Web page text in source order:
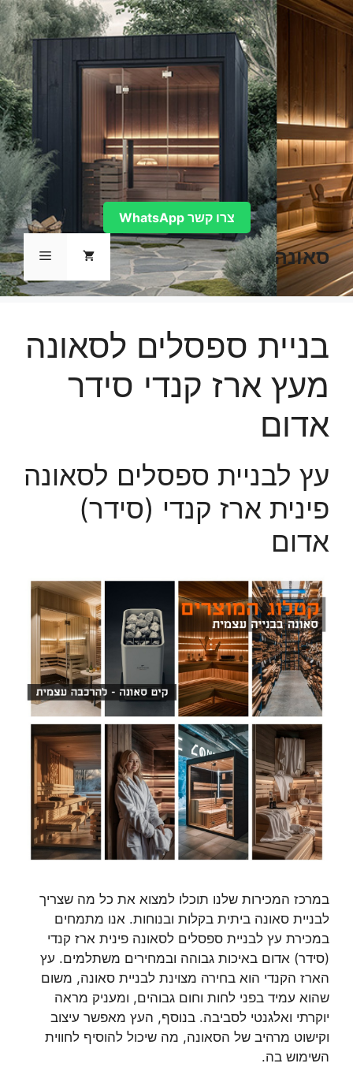
לדלג
לתוכן
סאונה תפריט
צרו קשר WhatsApp
בניית ספסלים לסאונה
מעץ ארז קנדי סידר
אדום
עץ לבניית ספסלים לסאונה
פינית ארז קנדי (סידר)
אדום
במרכז המכירות שלנו תוכלו למצוא את כל מה שצריך
לבניית סאונה ביתית בקלות ובנוחות. אנו מתמחים
במכירת עץ לבניית ספסלים לסאונה פינית ארז קנדי
(סידר) אדום באיכות גבוהה ובמחירים משתלמים. עץ
הארז הקנדי הוא בחירה מצוינת לבניית סאונה, משום
שהוא עמיד בפני לחות וחום גבוהים, ומעניק מראה
יוקרתי ואלגנטי לסביבה. בנוסף, העץ מאפשר עיצוב
וקישוט מרהיב של הסאונה, מה שיכול להוסיף לחווית
השימוש בה.